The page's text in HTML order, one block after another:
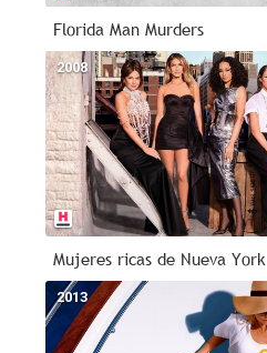
Florida Man Murders
2008
Mujeres ricas de Nueva York
2013